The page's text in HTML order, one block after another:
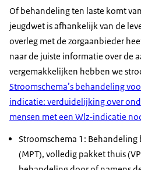
Of behandeling ten laste komt
jeugdwet is afhankelijk van de
overleg met de zorgaanbieder
naar de juiste informatie over de
vergemakkelijken hebben we
Stroomschema’s behandeling
indicatie: verduidelijking over
mensen met een Wlz-indicatie
Stroomschema 1:
(MPT), volledig pakket thuis